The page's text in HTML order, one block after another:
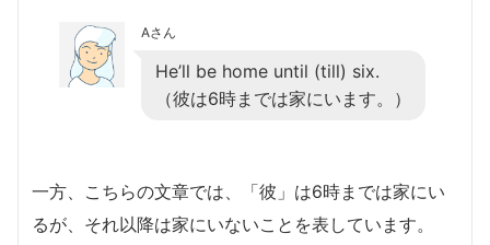
Aさん
He’ll be home until (till) six.
（彼は6時までは家にいます。）
一方、こちらの文章では、「彼」は6時までは家にい
るが、それ以降は家にいないことを表しています。